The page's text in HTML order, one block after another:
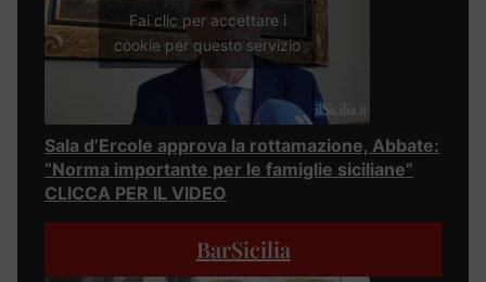
Fai clic per accettare i
cookie per questo servizio
Sala d’Ercole approva la rottamazione, Abbate:
“Norma importante per le famiglie siciliane”
CLICCA PER IL VIDEO
BarSicilia